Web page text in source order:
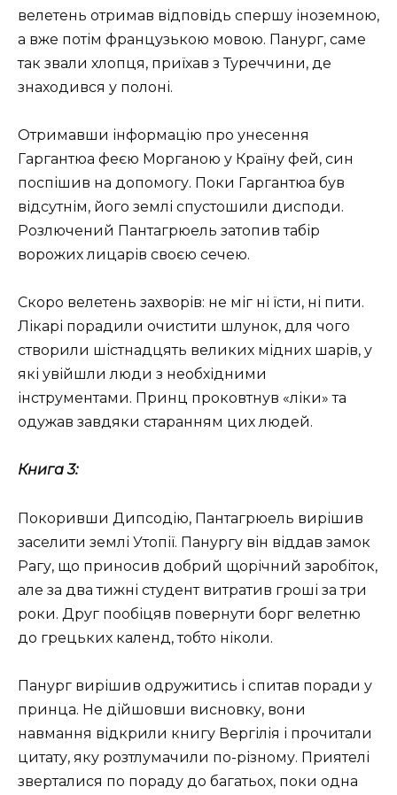
велетень отримав відповідь спершу іноземною,
а вже потім французькою мовою. Панург, саме
так звали хлопця, приїхав з Туреччини, де
знаходився у полоні.
Отримавши інформацію про унесення
Гаргантюа феєю Морганою у Країну фей, син
поспішив на допомогу. Поки Гаргантюа був
відсутнім, його землі спустошили дисподи.
Розлючений Пантагрюель затопив табір
ворожих лицарів своєю сечею.
Скоро велетень захворів: не міг ні їсти, ні пити.
Лікарі порадили очистити шлунок, для чого
створили шістнадцять великих мідних шарів, у
які увійшли люди з необхідними
інструментами. Принц проковтнув «ліки» та
одужав завдяки старанням цих людей.
Книга 3:
Покоривши Дипсодію, Пантагрюель вирішив
заселити землі Утопії. Панургу він віддав замок
Рагу, що приносив добрий щорічний заробіток,
але за два тижні студент витратив гроші за три
роки. Друг пообіцяв повернути борг велетню
до грецьких календ, тобто ніколи.
Панург вирішив одружитись і спитав поради у
принца. Не дійшовши висновку, вони
навмання відкрили книгу Вергілія і прочитали
цитату, яку розтлумачили по-різному. Приятелі
зверталися по пораду до багатьох, поки одна